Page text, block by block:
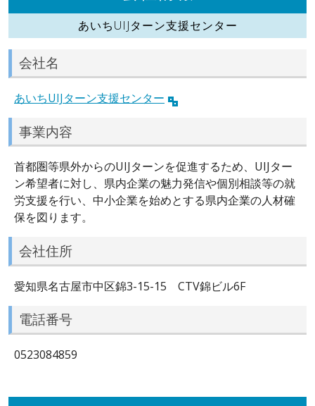
あいちUIJターン支援センター
会社名
あいちUIJターン支援センター
事業内容
首都圏等県外からのUIJターンを促進するため、UIJター
ン希望者に対し、県内企業の魅力発信や個別相談等の就
労支援を行い、中小企業を始めとする県内企業の人材確
保を図ります。
会社住所
愛知県名古屋市中区錦3-15-15 CTV錦ビル6F
電話番号
0523084859